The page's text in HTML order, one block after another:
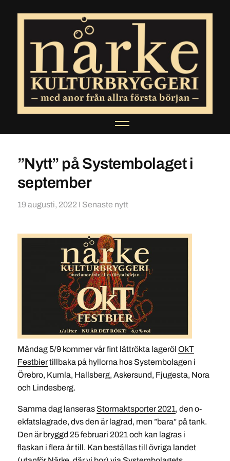
”Nytt” på Systembolaget i
september
19 augusti, 2022 I Senaste nytt
Måndag 5/9 kommer vår fint lättrökta lageröl OkT
Festbiertillbaka på hyllorna hos Systembolagen i
Örebro, Kumla, Hallsberg, Askersund, Fjugesta, Nora
och Lindesberg.
Samma dag lanseras Stormaktsporter 2021, den o-
ekfatslagrade, dvs den är lagrad, men ”bara” på tank.
Den är bryggd 25 februari 2021 och kan lagras i
flaskan i flera år till. Kan beställas till övriga landet